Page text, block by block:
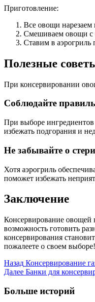
Приготовление:
Все овощи нарезаем
Смешиваем овощи с
Ставим в аэрогриль
Полезные
При консервировании
Соблюдайте
При выборе
избежать подгорания и
Не забывайте о
Хотя аэрогриль
поможет избежать
Заключение
Консервирование овощей
возможность готовить
консервирования
пожалеете о своем выборе!
Post
Navigation
Назад Консервирование
Далее Банки для
Больше историй